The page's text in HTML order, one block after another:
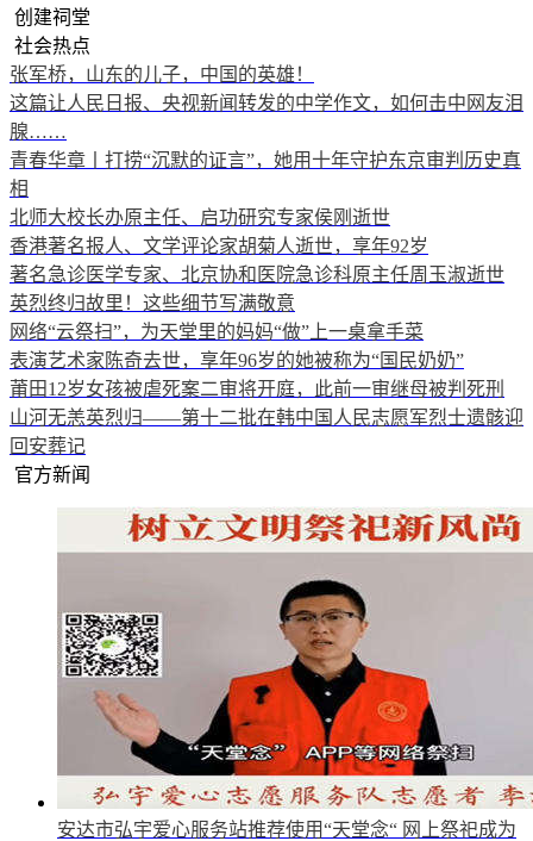
创建祠堂
社会热点
张军桥，山东的儿子，中国的英雄！
这篇让人民日报、央视新闻转发的中学作文，如何击中网友泪
腺……
青春华章丨打捞“沉默的证言”，她用十年守护东京审判历史真
相
北师大校长办原主任、启功研究专家侯刚逝世
香港著名报人、文学评论家胡菊人逝世，享年92岁
著名急诊医学专家、北京协和医院急诊科原主任周玉淑逝世
英烈终归故里！这些细节写满敬意
网络“云祭扫”，为天堂里的妈妈“做”上一桌拿手菜
表演艺术家陈奇去世，享年96岁的她被称为“国民奶奶”
莆田12岁女孩被虐死案二审将开庭，此前一审继母被判死刑
山河无恙英烈归——第十二批在韩中国人民志愿军烈士遗骸迎
回安葬记
官方新闻
安达市弘宇爱心服务站推荐使用“天堂念“ 网上祭祀成为